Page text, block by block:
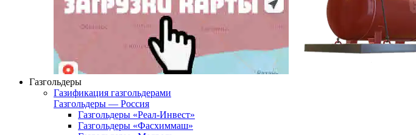
Газгольдеры
Газификация газгольдерами
Газгольдеры — Россия
Газгольдеры «Реал-Инвест»
Газгольдеры «Фасхиммаш»